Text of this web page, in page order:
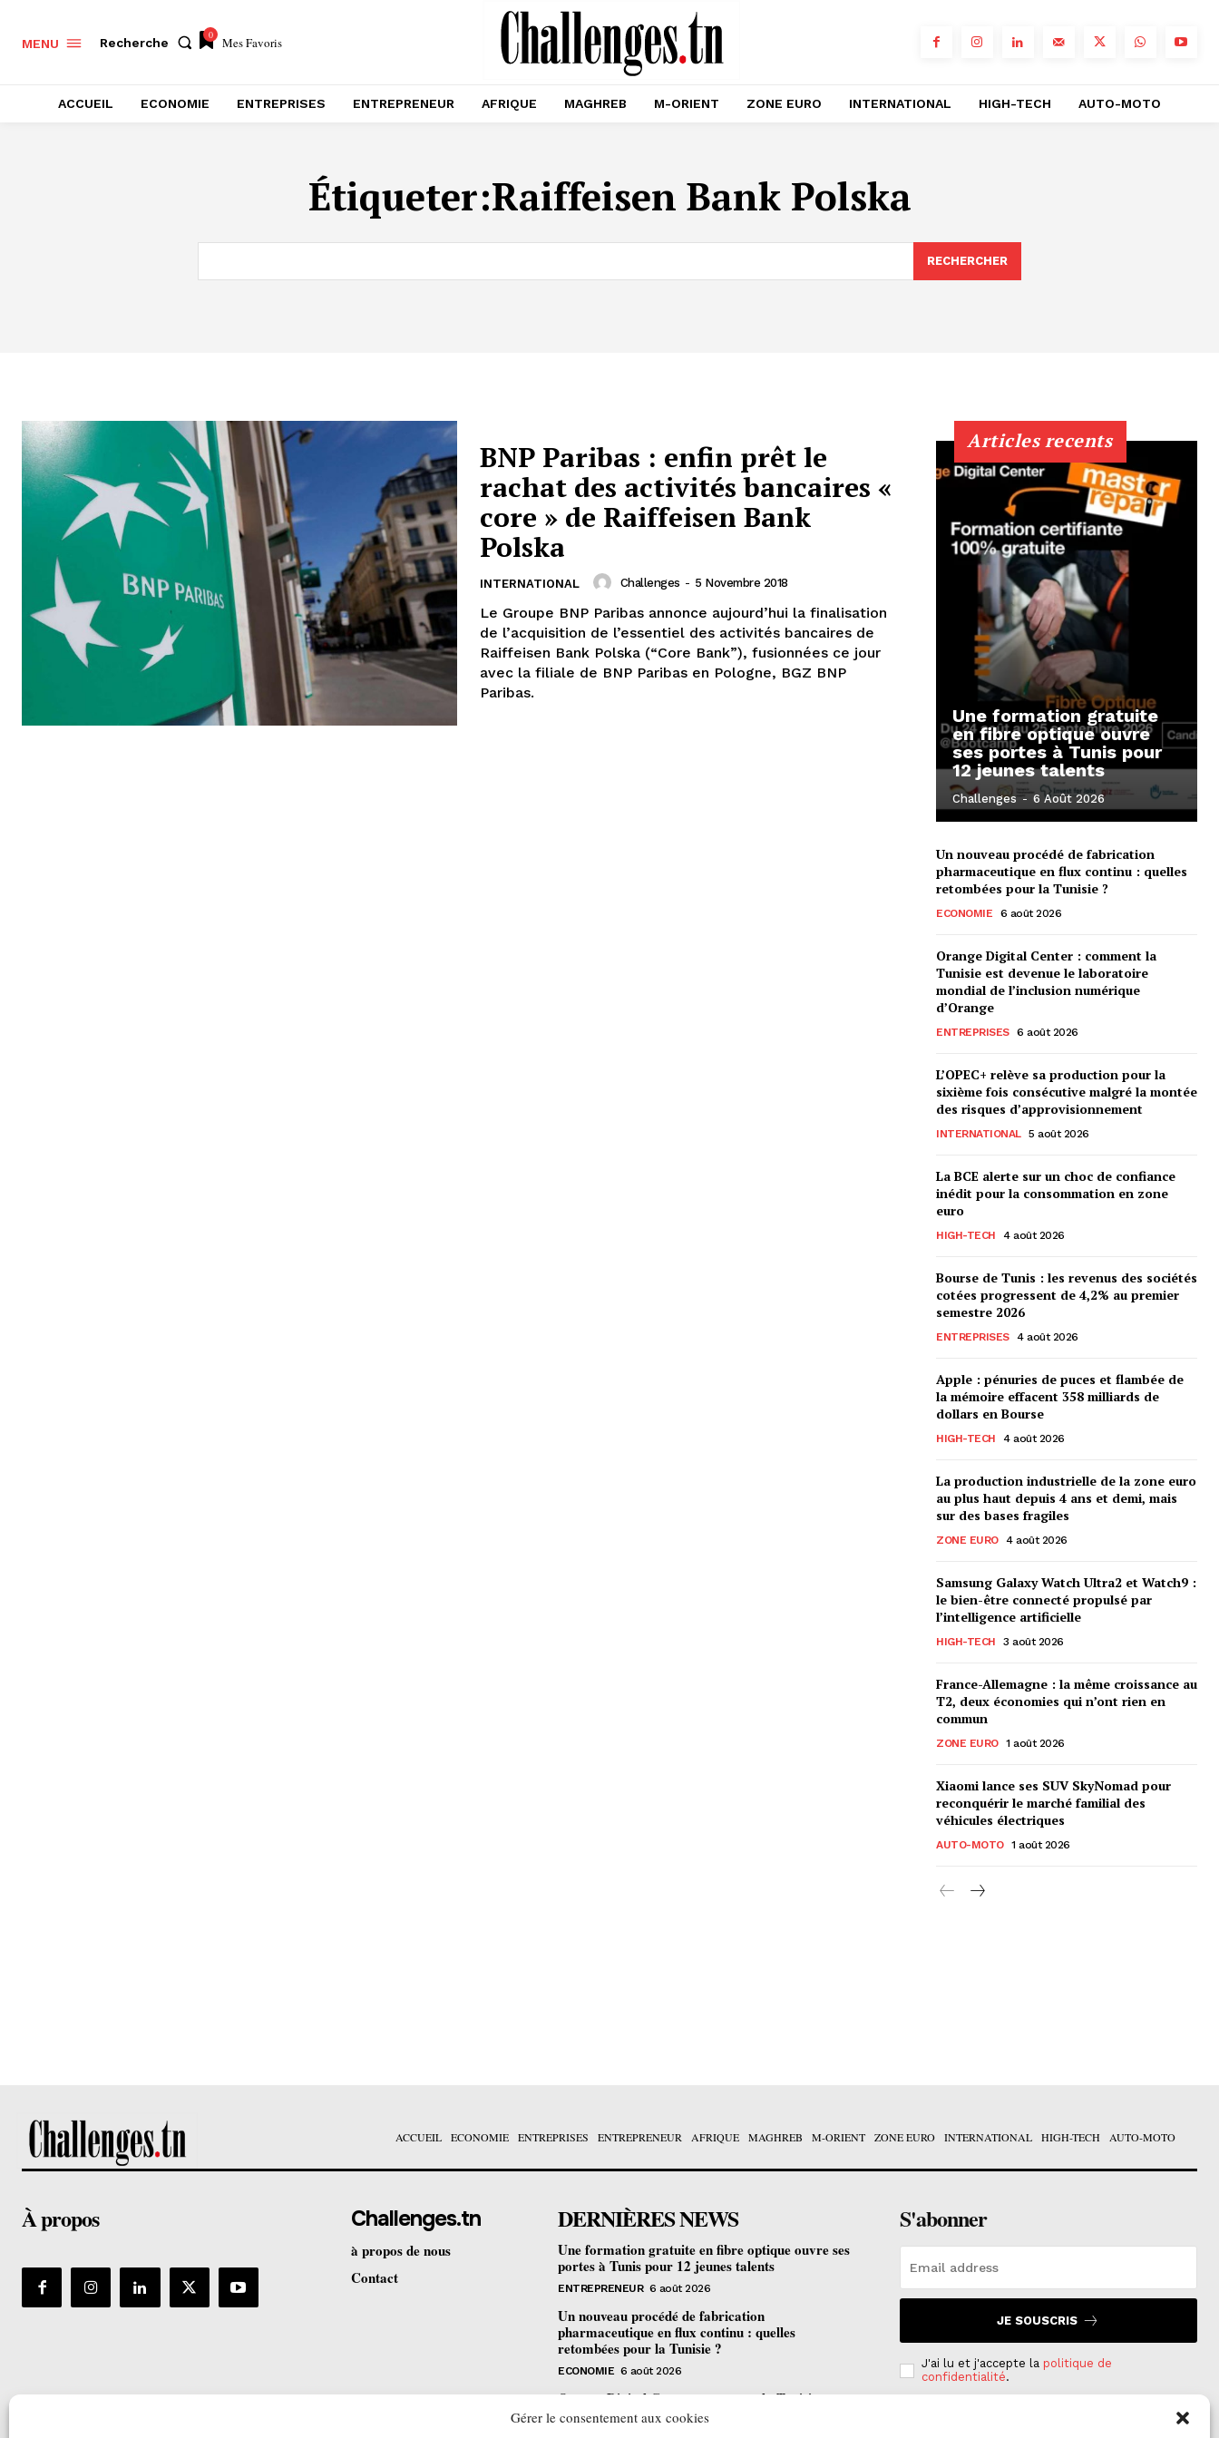
Gérer le consentement aux cookies
MENU Recherche
0 Mes Favoris
ACCUEIL ECONOMIE ENTREPRISES ENTREPRENEUR AFRIQUE MAGHREB M-ORIENT ZONE EURO INTERNATIONAL HIGH-TECH AUTO-MOTO
Étiqueter:Raiffeisen Bank Polska
RECHERCHER
BNP Paribas : enfin prêt le
rachat des activités bancaires «
core » de Raiffeisen Bank
Polska
INTERNATIONAL Challenges - 5 Novembre 2018
Le Groupe BNP Paribas annonce aujourd’hui la finalisation
de l’acquisition de l’essentiel des activités bancaires de
Raiffeisen Bank Polska (“Core Bank”), fusionnées ce jour
avec la filiale de BNP Paribas en Pologne, BGZ BNP
Paribas.
Articles recents
Une formation gratuite
en fibre optique ouvre
ses portes à Tunis pour
12 jeunes talents
Challenges - 6 Août 2026
Un nouveau procédé de fabrication
pharmaceutique en flux continu : quelles
retombées pour la Tunisie ?
ECONOMIE 6 août 2026
Orange Digital Center : comment la
Tunisie est devenue le laboratoire
mondial de l’inclusion numérique
d’Orange
ENTREPRISES 6 août 2026
L’OPEC+ relève sa production pour la
sixième fois consécutive malgré la montée
des risques d’approvisionnement
INTERNATIONAL 5 août 2026
La BCE alerte sur un choc de confiance
inédit pour la consommation en zone
euro
HIGH-TECH 4 août 2026
Bourse de Tunis : les revenus des sociétés
cotées progressent de 4,2% au premier
semestre 2026
ENTREPRISES 4 août 2026
Apple : pénuries de puces et flambée de
la mémoire effacent 358 milliards de
dollars en Bourse
HIGH-TECH 4 août 2026
La production industrielle de la zone euro
au plus haut depuis 4 ans et demi, mais
sur des bases fragiles
ZONE EURO 4 août 2026
Samsung Galaxy Watch Ultra2 et Watch9 :
le bien-être connecté propulsé par
l’intelligence artificielle
HIGH-TECH 3 août 2026
France-Allemagne : la même croissance au
T2, deux économies qui n’ont rien en
commun
ZONE EURO 1 août 2026
Xiaomi lance ses SUV SkyNomad pour
reconquérir le marché familial des
véhicules électriques
AUTO-MOTO 1 août 2026
ACCUEIL ECONOMIE ENTREPRISES ENTREPRENEUR AFRIQUE MAGHREB M-ORIENT ZONE EURO INTERNATIONAL HIGH-TECH AUTO-MOTO
À propos Challenges.tn
à propos de nous
Contact
DERNIÈRES NEWS
Une formation gratuite en fibre optique ouvre ses
portes à Tunis pour 12 jeunes talents
ENTREPRENEUR 6 août 2026
Un nouveau procédé de fabrication
pharmaceutique en flux continu : quelles
retombées pour la Tunisie ?
ECONOMIE 6 août 2026
Orange Digital Center : comment la Tunisie est
devenue le laboratoire mondial de l’inclusion
S'abonner
JE SOUSCRIS
J'ai lu et j'accepte la politique de
confidentialité.